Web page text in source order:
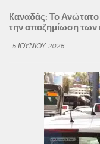
Kαναδάς: Το Ανώτατο
την αποζημίωση των
5 ΙΟΥΝΊΟΥ 2026